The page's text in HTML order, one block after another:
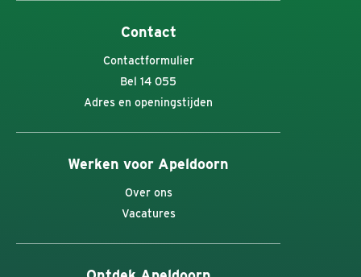
Contact
Contactformulier
Bel 14 055
Adres en openingstijden
Werken voor Apeldoorn
Over ons
Vacatures